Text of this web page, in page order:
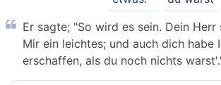
Er sagte; "So wird es sein. Dein Herr
Mir ein leichtes; und auch dich habe
erschaffen, als du noch nichts